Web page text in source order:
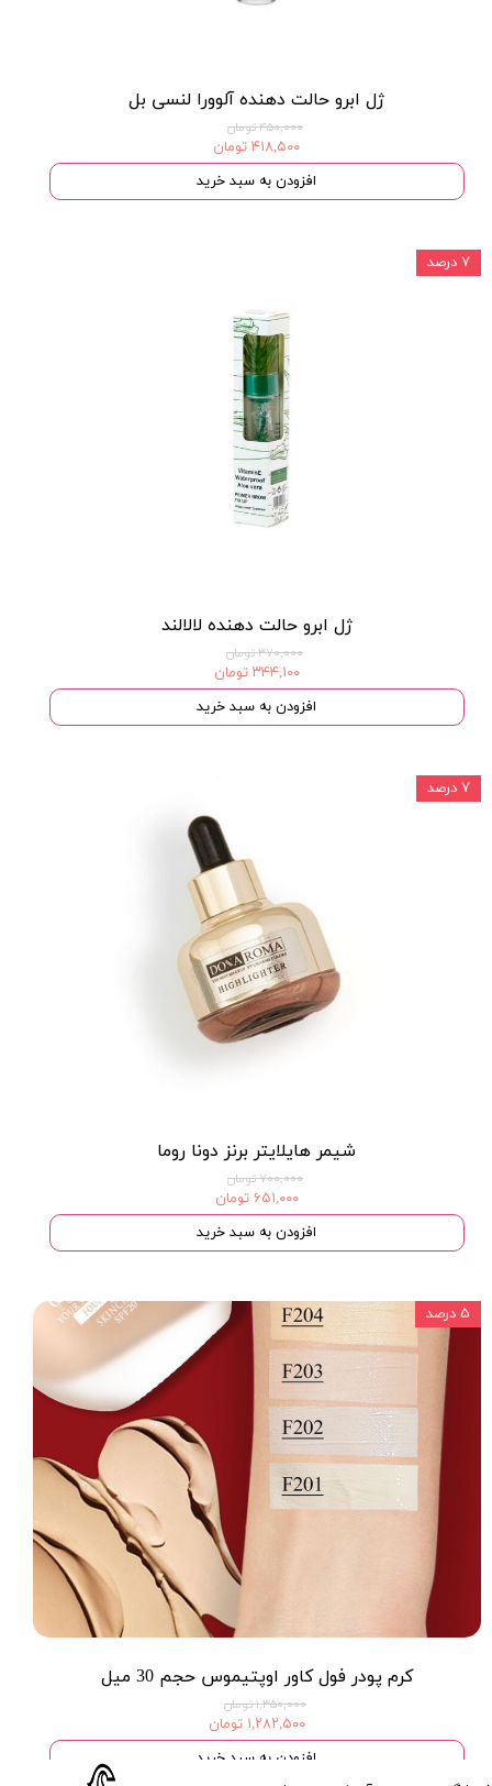
ژل ابرو حالت دهنده آلوورا لنسی بل
۴۵۰,۰۰۰ تومان
۴۱۸,۵۰۰ تومان
افزودن به سبد خرید
ژل ابرو حالت دهنده لالالند
۳۷۰,۰۰۰ تومان
۳۴۴,۱۰۰ تومان
افزودن به سبد خرید
۷ درصد
شیمر هایلایتر برنز دونا روما
۷۰۰,۰۰۰ تومان
۶۵۱,۰۰۰ تومان
افزودن به سبد خرید
۷ درصد
کرم پودر فول کاور اوپتیموس حجم 30 میل
۱,۳۵۰,۰۰۰ تومان
۱,۲۸۲,۵۰۰ تومان
افزودن به سبد خرید
۵ درصد